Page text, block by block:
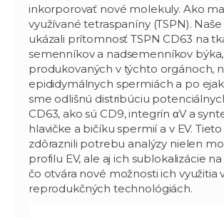
inkorporovať nové molekuly. Ako
využívané tetraspaníny (TSPN).
ukázali prítomnosť TSPN CD63 na
semenníkov a nadsemenníkov býka,
produkovaných v týchto orgánoch,
epididymálnych spermiách a po
sme odlišnú distribúciu
CD63, ako sú CD9, integrín αV a
hlavičke a bičíku spermií a v EV.
zdôraznili potrebu analýzy nielen
profilu EV, ale aj ich sublokalizácie
čo otvára nové možnosti ich využitia
reprodukčných technológiách.